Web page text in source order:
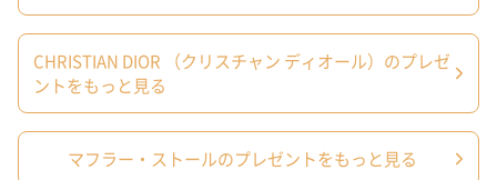
※ブランドタグの色が画像とは異なる場合がございます。
恐れ入りますが予めご了承ください。
ホワイト
CHRISTIAN DIOR （クリスチャン ディオール）のプレゼ
ントをもっと見る
マフラー・ストールのプレゼントをもっと見る